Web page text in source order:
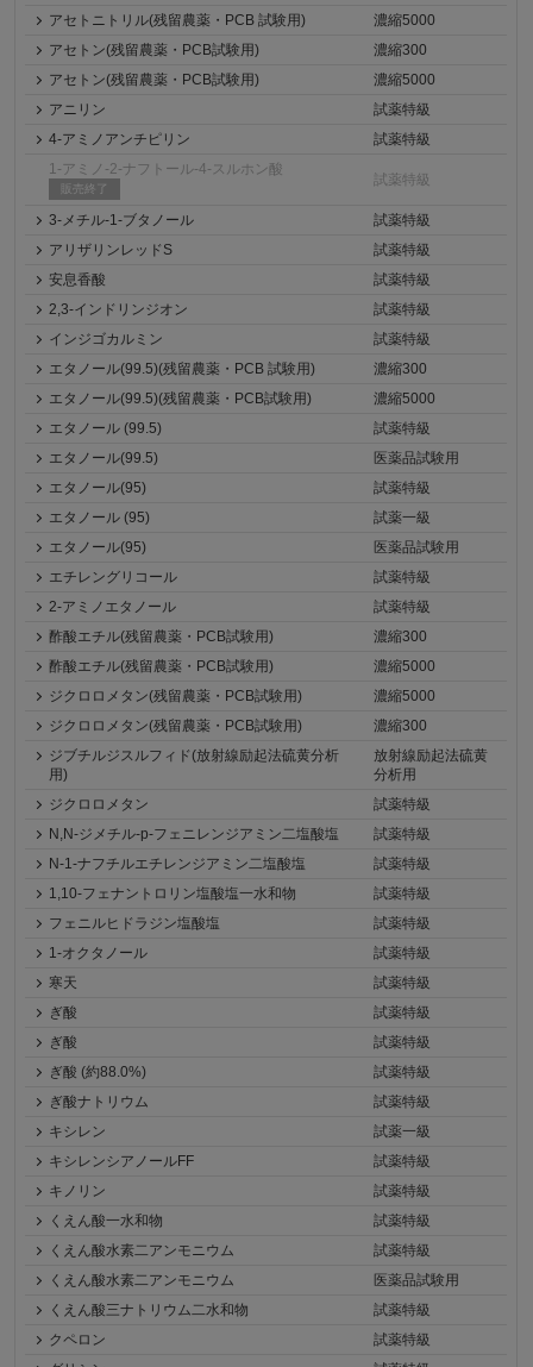
アセトニトリル(残留農薬・PCB 試験用)
濃縮5000
アセトン(残留農薬・PCB試験用)
濃縮300
アセトン(残留農薬・PCB試験用)
濃縮5000
アニリン
試薬特級
4-アミノアンチピリン
試薬特級
1-アミノ-2-ナフトール-4-スルホン酸
販売終了
試薬特級
3-メチル-1-ブタノール
試薬特級
アリザリンレッドS
試薬特級
安息香酸
試薬特級
2,3-インドリンジオン
試薬特級
インジゴカルミン
試薬特級
エタノール(99.5)(残留農薬・PCB 試験用)
濃縮300
エタノール(99.5)(残留農薬・PCB試験用)
濃縮5000
エタノール (99.5)
試薬特級
エタノール(99.5)
医薬品試験用
エタノール(95)
試薬特級
エタノール (95)
試薬一級
エタノール(95)
医薬品試験用
エチレングリコール
試薬特級
2-アミノエタノール
試薬特級
酢酸エチル(残留農薬・PCB試験用)
濃縮300
酢酸エチル(残留農薬・PCB試験用)
濃縮5000
ジクロロメタン(残留農薬・PCB試験用)
濃縮5000
ジクロロメタン(残留農薬・PCB試験用)
濃縮300
ジブチルジスルフィド(放射線励起法硫黄分析
用)
放射線励起法硫黄
分析用
ジクロロメタン
試薬特級
N,N-ジメチル-p-フェニレンジアミン二塩酸塩
試薬特級
N-1-ナフチルエチレンジアミン二塩酸塩
試薬特級
1,10-フェナントロリン塩酸塩一水和物
試薬特級
フェニルヒドラジン塩酸塩
試薬特級
1-オクタノール
試薬特級
寒天
試薬特級
ぎ酸
試薬特級
ぎ酸
試薬特級
ぎ酸 (約88.0%)
試薬特級
ぎ酸ナトリウム
試薬特級
キシレン
試薬一級
キシレンシアノールFF
試薬特級
キノリン
試薬特級
くえん酸一水和物
試薬特級
くえん酸水素二アンモニウム
試薬特級
くえん酸水素二アンモニウム
医薬品試験用
くえん酸三ナトリウム二水和物
試薬特級
クペロン
試薬特級